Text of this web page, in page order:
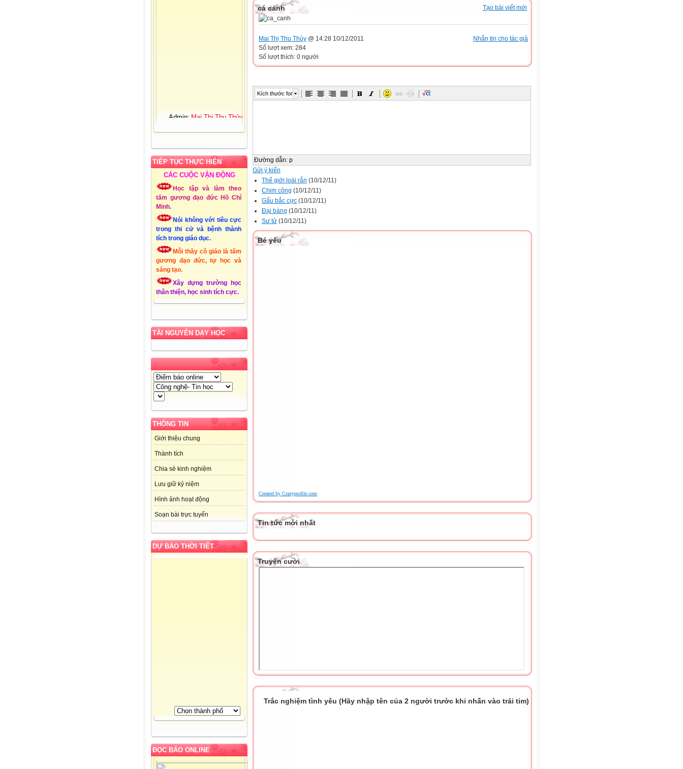
Giới tính: Nữ
Đơn vị CT: Trường Tiểu
Xuân - Phú Yên
Chuyên môn: Lớp 1
Địa chỉ: Xuân Quang 3 -
Đồng Xuân - Phú Yên
Liên hệ Email:
mttthuy.th.xquang3.dx@phuyen.edu.vn.
ĐT:
Lập Website: 15/10/2011
TIẾP TỤC THỰC HIỆN
CÁC CUỘC VẬN ĐỘNG
Học tập và làm theo
tấm gương đạo đức Hồ Chí
Minh.
Nói không với tiêu cực
trong thi cử và bệnh thành
tích trong giáo dục.
Mỗi thầy cô giáo là tấm
gương đạo đức, tự học và
sáng tạo.
Xây dựng trường học
thân thiện, học sinh tích cực.
TÀI NGUYÊN DẠY HỌC
THÔNG TIN
Giới thiệu chung
Thành tích
Chia sẻ kinh nghiệm
Lưu giữ kỷ niệm
Hình ảnh hoạt động
Soạn bài trực tuyến
DỰ BÁO THỜI TIẾT
ĐỌC BÁO ONLINE
Tạo bài viết mới
cá cảnh
Nhắn tin cho tác giả
Mai Thị Thu Thủy @ 14:28 10/12/2011
Số lượt xem: 284
Số lượt thích: 0 người
Kích thước font
Đường dẫn: p
Gửi ý kiến
Thế giới loài rắn (10/12/11)
Chim công (10/12/11)
Gấu bắc cực (10/12/11)
Đại bàng (10/12/11)
Sư tử (10/12/11)
Bé yêu
Created by Crazyprofile.com
Tin tức mới nhất
Truyện cười
Trắc nghiệm tình yêu (Hãy nhập tên của 2 người trước khi nhấn vào trái tim)